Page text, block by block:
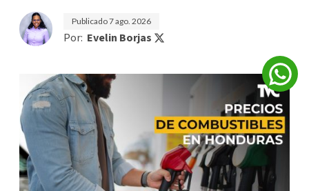
Publicado7 ago. 2026
Por: Evelin Borjas